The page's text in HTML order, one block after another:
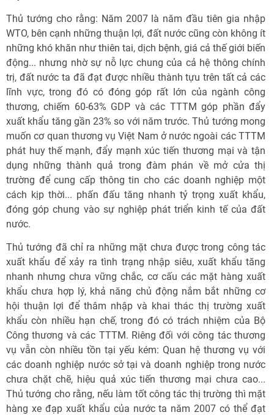
Thủ tướng cho rằng: Năm 2007 là năm đầu tiên gia nhập
WTO, bên cạnh những thuận lợi, đất nước cũng còn không ít
những khó khăn như thiên tai, dịch bệnh, giá cả thế giới biến
động... nhưng nhờ sự nỗ lực chung của cả hệ thông chính
trị, đất nước ta đã đạt được nhiều thành tựu trên tất cả các
lĩnh vực, trong đó có đóng góp rất lớn của ngành công
thương, chiếm 60-63% GDP và các TTTM góp phần đẩy
xuất khẩu tăng gần 23% so với năm trước. Thủ tướng mong
muốn cơ quan thương vụ Việt Nam ở nước ngoài các TTTM
phát huy thế mạnh, đẩy mạnh xúc tiến thương mại và tận
dụng những thành quả trong đàm phán về mở cửa thị
trường để cung cấp thông tin cho các doanh nghiệp một
cách kịp thời... phấn đấu tăng nhanh tỷ trọng xuất khẩu,
đóng góp chung vào sự nghiệp phát triển kinh tế của đất
nước.
Thủ tướng đã chỉ ra những mặt chưa được trong công tác
xuất khẩu để xảy ra tình trạng nhập siêu, xuất khẩu tăng
nhanh nhưng chưa vững chắc, cơ cấu các mặt hàng xuất
khẩu chưa hợp lý, khả năng chủ động nắm bắt những cơ
hội thuận lợi để thâm nhập và khai thác thị trường xuất
khẩu còn nhiều hạn chế, trong đó có trách nhiệm của Bộ
Công thương và các TTTM. Riêng đối với công tác thương
vụ vẫn còn nhiều tồn tại yếu kém: Quan hệ thương vụ với
các doanh nghiệp nước sở tại và doanh nghiệp trong nước
chưa chặt chẽ, hiệu quả xúc tiến thương mại chưa cao...
Thủ tướng cho rằng, nếu làm tốt công tác thị trường thì mặt
hàng xe đạp xuất khẩu của nước ta năm 2007 có thể đạt